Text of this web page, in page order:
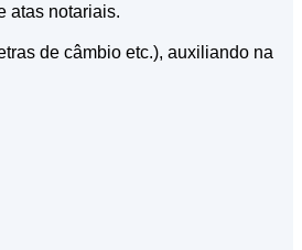
atas notariais.
de câmbio etc.), auxiliando na